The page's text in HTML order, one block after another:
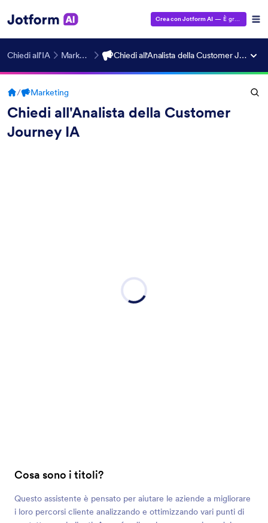
Crea con Jotform AI — È gratuito!
Chiedi all’IA Marketing Chiedi all'Analista della Customer Journey IA
/ Marketing
Chiedi all'Analista della Customer
Journey IA
Cosa sono i titoli?
Questo assistente è pensato per aiutare le aziende a migliorare
i loro percorsi cliente analizzando e ottimizzando vari punti di